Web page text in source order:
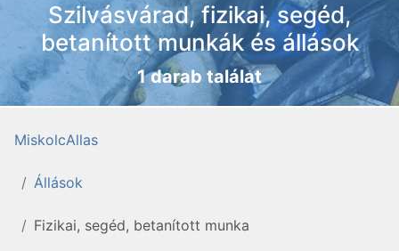
Szilvásvárad, fizikai, segéd,
betanított munkák és állások
1 darab találat
MiskolcAllas
Állások
Fizikai, segéd, betanított munka